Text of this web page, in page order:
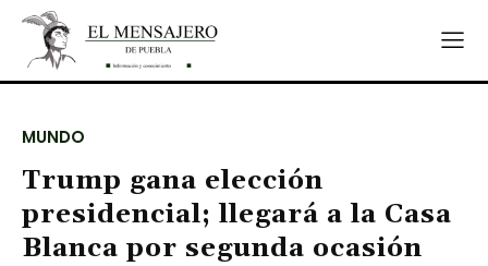
MUNDO
Trump gana elección
presidencial; llegará a la Casa
Blanca por segunda ocasión